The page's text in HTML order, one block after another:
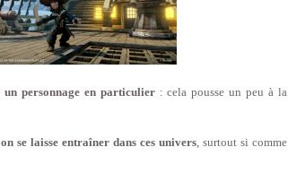
un personnage en particulier: cela pousse un peu à la
on se laisse entraîner dans ces univers, surtout si comme